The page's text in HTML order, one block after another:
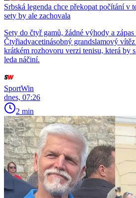
Srbská legenda chce překopat počítání v
sety by ale zachovala
Sety do čtyř gamů, žádné výhody a
Čtyřiadvacetinásobný grandslamový
krátkém rozhovoru verzi tenisu, která by
leda náčiní.
SportWin
dnes, 07:26
2 min